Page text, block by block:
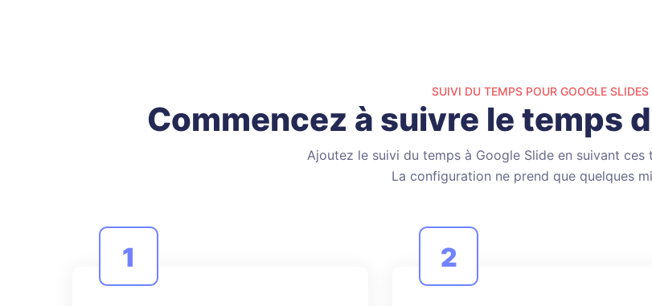
SUIVI DU TEMPS POUR GOOGLE SLIDES
Commencez à suivre le temps
Ajoutez le suivi du temps à Google Slide en suivant ces
La configuration ne prend que quelques
1 2